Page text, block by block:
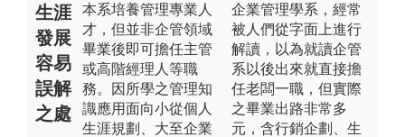
生涯
發展
容易
誤解
之處
本系培養管理專業人
才，但並非企管領域
畢業後即可擔任主管
或高階經理人等職
務。因所學之管理知
識應用面向小從個人
生涯規劃、大至企業
企業管理學系，經常
被人們從字面上進行
解讀，以為就讀企管
系以後出來就直接擔
任老闆一職，但實際
之畢業出路非常多
元，含行銷企劃、生